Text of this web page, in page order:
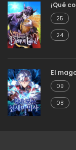
¡Qué
25
24
El
09
08